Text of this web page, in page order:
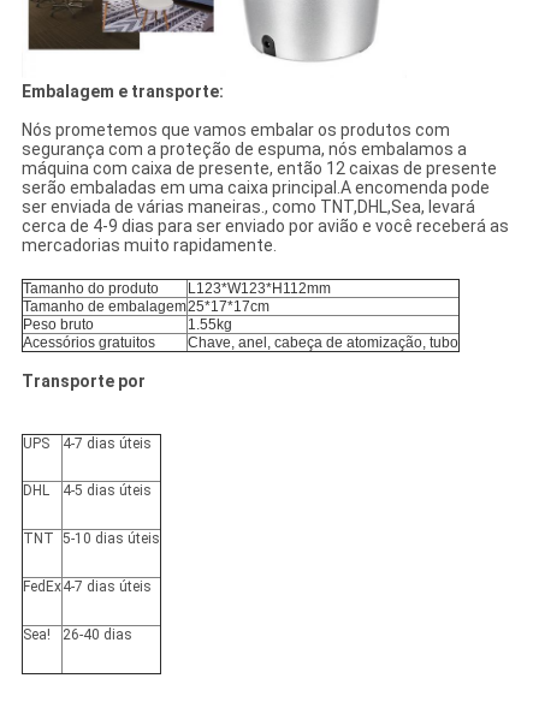
Embalagem e transporte:
Nós prometemos que vamos embalar os produtos com
segurança com a proteção de espuma, nós embalamos a
máquina com caixa de presente, então 12 caixas de presente
serão embaladas em uma caixa principal.A encomenda pode
ser enviada de várias maneiras., como TNT,DHL,Sea, levará
cerca de 4-9 dias para ser enviado por avião e você receberá as
mercadorias muito rapidamente.
Tamanho do produto
L123*W123*H112mm
Tamanho de embalagem25*17*17cm
Peso bruto
1.55kg
Acessórios gratuitos
Chave, anel, cabeça de atomização, tubo
Transporte por
UPS 4-7 dias úteis
DHL 4-5 dias úteis
TNT 5-10 dias úteis
FedEx4-7 dias úteis
Sea! 26-40 dias